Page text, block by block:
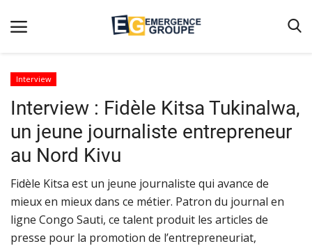
Accueil
Contact
Emergence
Galerie
Terms & Conditions
Nos Publications
Interview
Interview : Fidèle Kitsa Tukinalwa,
un jeune journaliste entrepreneur
au Nord Kivu
​​​​​​​Fidèle Kitsa est un jeune journaliste qui avance de
mieux en mieux dans ce métier. Patron du journal en
ligne Congo Sauti, ce talent produit les articles de
presse pour la promotion de l’entrepreneuriat,